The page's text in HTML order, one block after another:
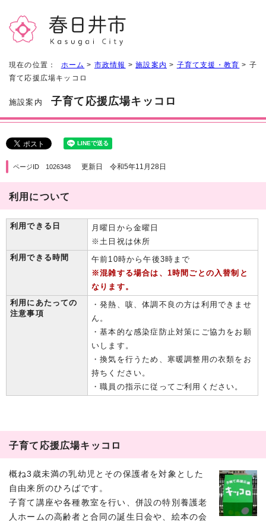
現在の位置： ホーム > 市政情報 >施設案内 > 子育て支援・教育 > 子
育て応援広場キッコロ
施設案内 子育て応援広場キッコロ
ページID 1026348 更新日 令和5年11月28日
利用について
利用できる日
月曜日から金曜日
※土日祝は休所
利用できる時間
午前10時から午後3時まで
※混雑する場合は、1時間ごとの入替制と
なります。
利用にあたっての
注意事項
・発熱、咳、体調不良の方は利用できませ
ん。
・基本的な感染症防止対策にご協力をお願
いします。
・換気を行うため、寒暖調整用の衣類をお
持ちください。
・職員の指示に従ってご利用ください。
子育て応援広場キッコロ
概ね3歳未満の乳幼児とその保護者を対象とした
自由来所のひろばです。
子育て講座や各種教室を行い、併設の特別養護老
人ホームの高齢者と合同の誕生日会や、絵本の会